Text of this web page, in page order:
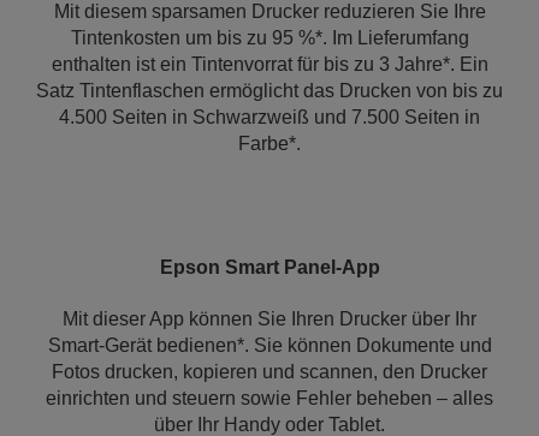
Mit diesem sparsamen Drucker reduzieren Sie Ihre
Tintenkosten um bis zu 95 %*. Im Lieferumfang
enthalten ist ein Tintenvorrat für bis zu 3 Jahre*. Ein
Satz Tintenflaschen ermöglicht das Drucken von bis zu
4.500 Seiten in Schwarzweiß und 7.500 Seiten in
Farbe*.
Epson Smart Panel-App
Mit dieser App können Sie Ihren Drucker über Ihr
Smart-Gerät bedienen*. Sie können Dokumente und
Fotos drucken, kopieren und scannen, den Drucker
einrichten und steuern sowie Fehler beheben – alles
über Ihr Handy oder Tablet.